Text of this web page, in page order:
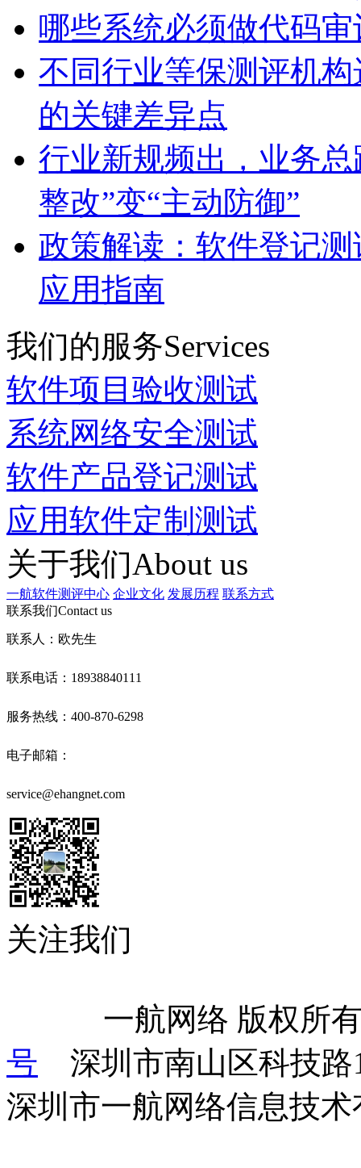
哪些系统必须做代码
不同行业等保测评机
的关键差异点
行业新规频出，业务
整改”变“主动防御”
政策解读：软件登记
应用指南
我们的服务Services
软件项目验收测试
系统网络安全测试
软件产品登记测试
应用软件定制测试
关于我们About us
一航软件测评中心 企业文化 发展历程 联系方式
联系我们Contact us
联系人：欧先生
联系电话：18938840111
服务热线：400-870-6298
电子邮箱：
service@ehangnet.com
关注我们
一航网络 版
号
深圳市南山区科技
深圳市一航网络信息技